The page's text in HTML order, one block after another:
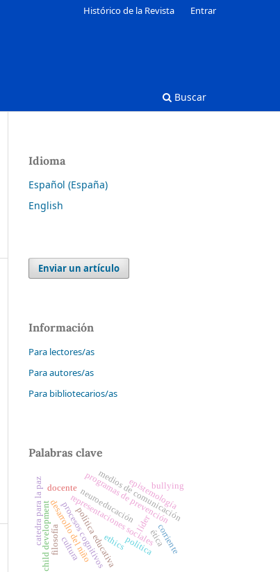
Buscar
Histórico de la Revista Entrar
Idioma
Español (España)
English
Enviar un artículo
Información
Para lectores/as
Para autores/as
Para bibliotecarios/as
Palabras clave
representaciones sociales
líder
política educativa
programas de prevención
procesos cognitivos
medios de comunicación
políticaética
ethics
desarrollo del niño
child development
epistemología
corriente
filosofía
catedra para la paz neuroeducación
bullying
docente
cultura